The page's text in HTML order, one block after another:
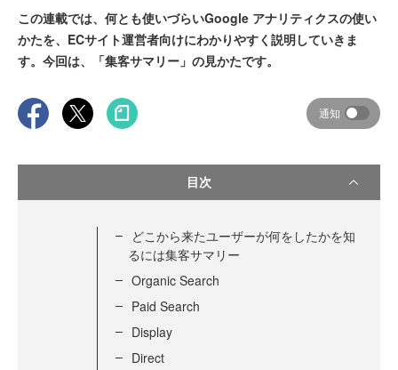
この連載では、何とも使いづらいGoogle アナリティクスの使い
かたを、ECサイト運営者向けにわかりやすく説明していきま
す。今回は、「集客サマリー」の見かたです。
通知
目次
どこから来たユーザーが何をしたかを知
るには集客サマリー
Organic Search
Paid Search
Display
Direct